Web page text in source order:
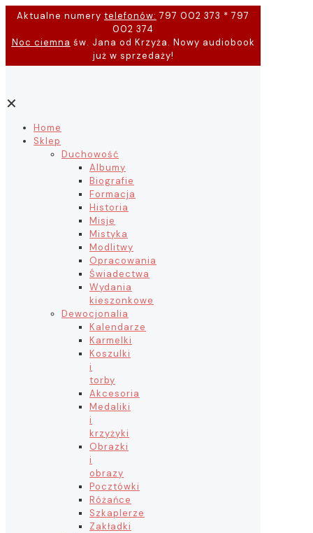
Aktualne numery telefonów: 797 002 373 * 797
002 374
Noc ciemna św. Jana od Krzyża. Nowy audiobook
już w sprzedaży!
✕
Home
Sklep
Duchowość
Albumy
Biografie
Formacja
Historia
Misje
Mistyka
Modlitwy
Opracowania
Świadectwa
Wydania
kieszonkowe
Dewocjonalia
Kalendarze
Karmelki
Koszulki
i
torby
Akcesoria
Medaliki
i
krzyżyki
Obrazki
i
obrazy
Pocztówki
Różańce
Szkaplerze
Zakładki